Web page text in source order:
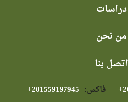
دراسات
من نحن
اتصل بنا
فاكس: